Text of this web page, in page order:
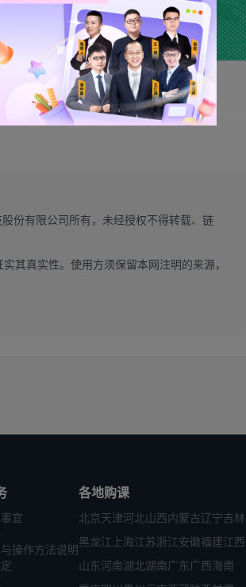
份有限公司所有，未经授权不得转载、链
其真实性。使用方须保留本网注明的来源，
宜
操作方法说明
各地购课
北京天津河北山西内蒙古辽宁吉林
黑龙江 上海江苏浙江安徽福建江西
山东河南湖北湖南广东广西海南